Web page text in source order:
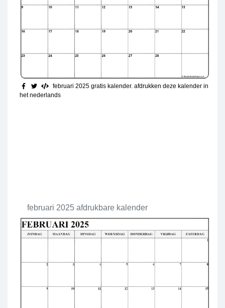
februari 2025 gratis kalender. afdrukken deze kalender in
het nederlands
februari 2025 afdrukbare kalender